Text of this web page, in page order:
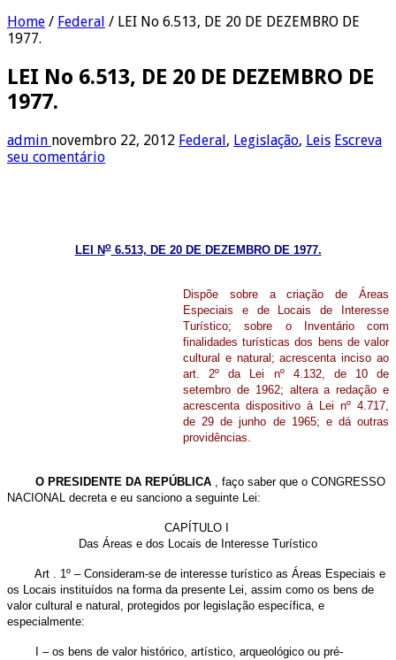
Home / Federal / LEI No 6.513, DE 20 DE DEZEMBRO DE
1977.
LEI No 6.513, DE 20 DE DEZEMBRO DE
1977.
admin novembro 22, 2012 Federal, Legislação, Leis Escreva
seu comentário
LEI No6.513, DE 20 DE DEZEMBRO DE 1977.
Dispõe sobre a criação de Áreas
Especiais e de Locais de Interesse
Turístico; sobre o Inventário com
finalidades turísticas dos bens de valor
cultural e natural; acrescenta inciso ao
art. 2º da Lei nº 4.132, de 10 de
setembro de 1962; altera a redação e
acrescenta dispositivo à Lei nº 4.717,
de 29 de junho de 1965; e dá outras
providências.
O PRESIDENTE DA REPÚBLICA , faço saber que o CONGRESSO
NACIONAL decreta e eu sanciono a seguinte Lei:
CAPÍTULO I
Das Áreas e dos Locais de Interesse Turístico
Art . 1º – Consideram-se de interesse turístico as Áreas Especiais e
os Locais instituídos na forma da presente Lei, assim como os bens de
valor cultural e natural, protegidos por legislação específica, e
especialmente:
I – os bens de valor histórico, artístico, arqueológico ou pré-